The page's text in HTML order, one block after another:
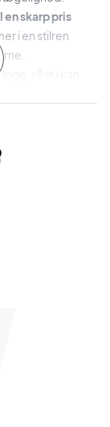
skarp pris
i en stilren
så du kan